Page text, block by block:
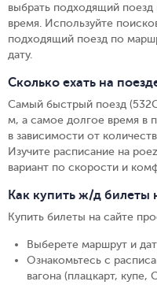
выбрать подходящий поезд
время. Используйте
подходящий поезд по
дату.
Сколько ехать на
Самый быстрый поезд
м, а самое долгое время в
в зависимости от
Изучите расписание на
вариант по скорости и
Как купить ж/д билеты
Купить билеты на сайте
Выберете маршрут и
Ознакомьтесь с
вагона (плацкарт,